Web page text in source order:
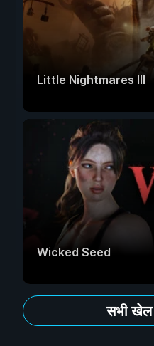
Little Nightmares III
Wicked Seed
सभी खेल